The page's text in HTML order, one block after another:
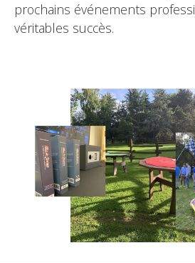
prochains événements
véritables succès.